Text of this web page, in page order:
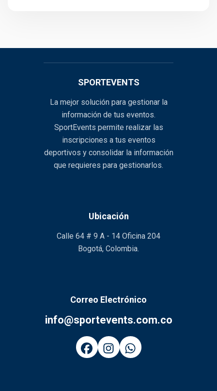
SPORTEVENTS
La mejor solución para gestionar la
información de tus eventos.
SportEvents permite realizar las
inscripciones a tus eventos
deportivos y consolidar la información
que requieres para gestionarlos.
Ubicación
Calle 64 # 9 A - 14 Oficina 204
Bogotá, Colombia.
Correo Electrónico
info@sportevents.com.co